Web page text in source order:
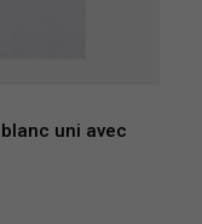
uni avec